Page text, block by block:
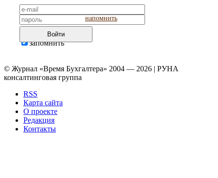
напомнить
Войти
запомнить
© Журнал «Время Бухгалтера» 2004 — 2026 | РУНА
консалтинговая группа
RSS
Карта сайта
О проекте
Редакция
Контакты